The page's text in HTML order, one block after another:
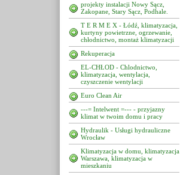
projekty instalacji Nowy Sącz,
Zakopane, Stary Sącz, Podhale.
T E R M E X - Łódź, klimatyzacja,
kurtyny powietrzne, ogrzewanie,
chłodnictwo, montaż klimatyzacji
Rekuperacja
EL-CHŁOD - Chlodnictwo,
klimatyzacja, wentylacja,
czyszczenie wentylacji
Euro Clean Air
---= Intelwent =--- - przyjazny
klimat w twoim domu i pracy
Hydraulik - Usługi hydrauliczne
Wrocław
Klimatyzacja w domu, klimatyzacja
Warszawa, klimatyzacja w
mieszkaniu